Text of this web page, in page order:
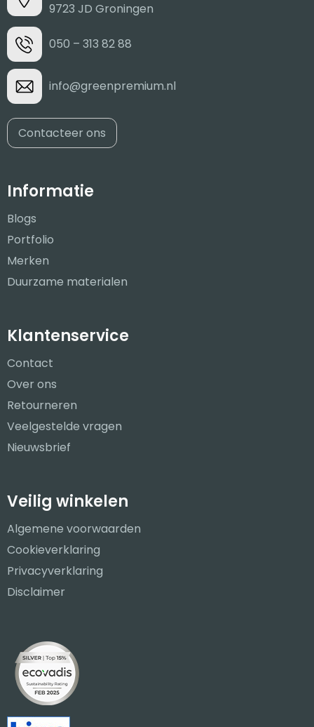
9723 JD Groningen
050 – 313 82 88
info@greenpremium.nl
Contacteer ons
Informatie
Blogs
Portfolio
Merken
Duurzame materialen
Klantenservice
Contact
Over ons
Retourneren
Veelgestelde vragen
Nieuwsbrief
Veilig winkelen
Algemene voorwaarden
Cookieverklaring
Privacyverklaring
Disclaimer